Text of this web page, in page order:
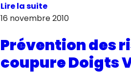
Lire la suite
16 novembre 2010
Prévention des
coupure Doigts